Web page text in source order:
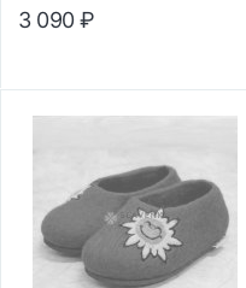
3 090 ₽